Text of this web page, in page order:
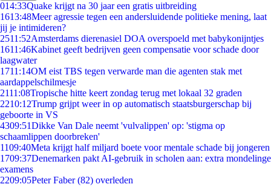
014:33Quake krijgt na 30 jaar een gratis uitbreiding
1613:48Meer agressie tegen een andersluidende politieke mening, laat
jij je intimideren?
2511:52Amsterdams dierenasiel DOA overspoeld met babykonijntjes
1611:46Kabinet geeft bedrijven geen compensatie voor schade door
laagwater
1711:14OM eist TBS tegen verwarde man die agenten stak met
aardappelschilmesje
2111:08Tropische hitte keert zondag terug met lokaal 32 graden
2210:12Trump grijpt weer in op automatisch staatsburgerschap bij
geboorte in VS
4309:51Dikke Van Dale neemt 'vulvalippen' op: 'stigma op
schaamlippen doorbreken'
1109:40Meta krijgt half miljard boete voor mentale schade bij jongeren
1709:37Denemarken pakt AI-gebruik in scholen aan: extra mondelinge
examens
2209:05Peter Faber (82) overleden